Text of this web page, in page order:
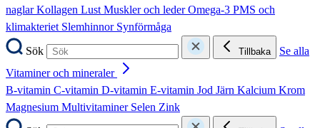
naglarKollagen LustMuskler och lederOmega-3 PMS och
klimakteriet Slemhinnor Synförmåga
Sök
Tillbaka
Se alla
Vitaminer och mineraler
B-vitamin C-vitamin D-vitamin E-vitamin Jod Järn Kalcium Krom
Magnesium Multivitaminer Selen Zink